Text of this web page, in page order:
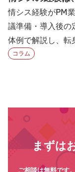
情シス経験がPM
議準備・導入後の
体例で解説し、転
コラム
まずは